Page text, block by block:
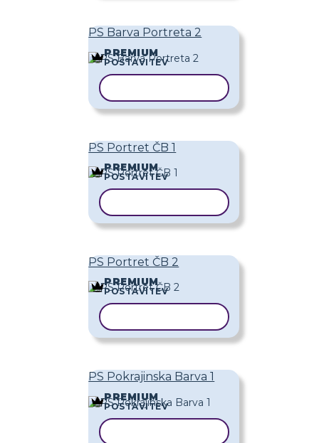
PS Barva Portreta 2
PREMIUM
POSTAVITEV
PS Portret ČB 1
PREMIUM
POSTAVITEV
PS Portret ČB 2
PREMIUM
POSTAVITEV
PS Pokrajinska Barva 1
PREMIUM
POSTAVITEV